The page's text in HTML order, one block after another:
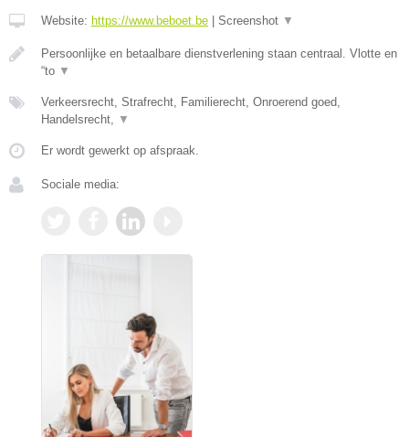
Website: https://www.beboet.be Screenshot ▼
Persoonlijke en betaalbare dienstverlening staan centraal. Vlotte en
“to ▼
Verkeersrecht, Strafrecht, Familierecht, Onroerend goed,
Handelsrecht, ▼
Er wordt gewerkt op afspraak.
Sociale media: